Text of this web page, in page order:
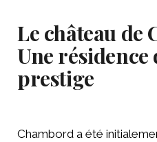
Le château de
Une résidence
prestige
Chambord a été